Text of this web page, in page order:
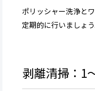
ポリッシャー洗浄と
定期的に行いましょう
剥離清掃：1